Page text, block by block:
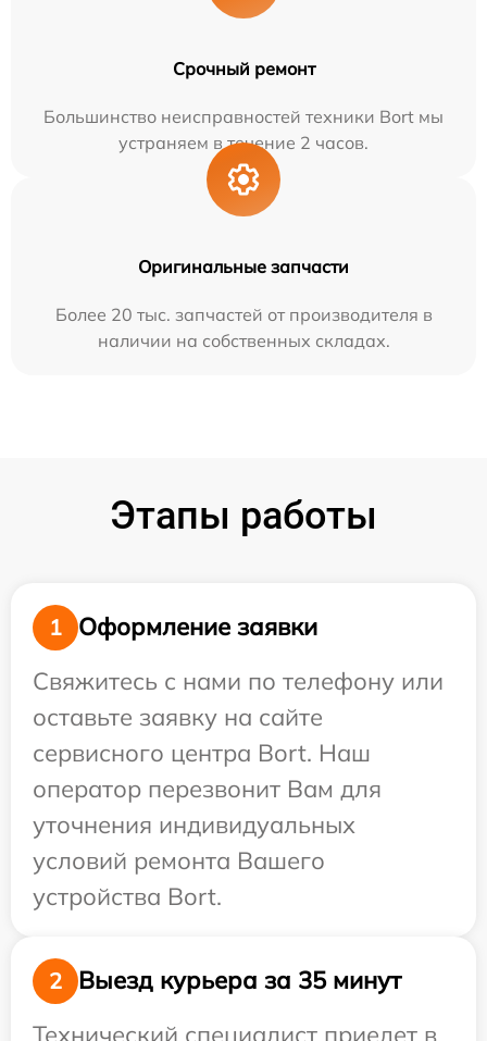
Срочный ремонт
Большинство неисправностей техники Bort мы
устраняем в течение 2 часов.
Оригинальные запчасти
Более 20 тыс. запчастей от производителя в
наличии на собственных складах.
Этапы работы
1
Оформление заявки
Свяжитесь с нами по телефону или
оставьте заявку на сайте
сервисного центра Bort. Наш
оператор перезвонит Вам для
уточнения индивидуальных
условий ремонта Вашего
устройства Bort.
2
Выезд курьера за 35 минут
Технический специалист приедет в